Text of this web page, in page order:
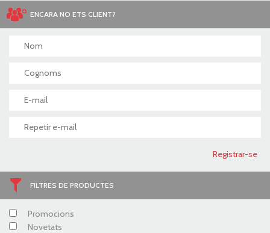
ENCARA NO ETS CLIENT?
FILTRES DE PRODUCTES
Promocions
Novetats